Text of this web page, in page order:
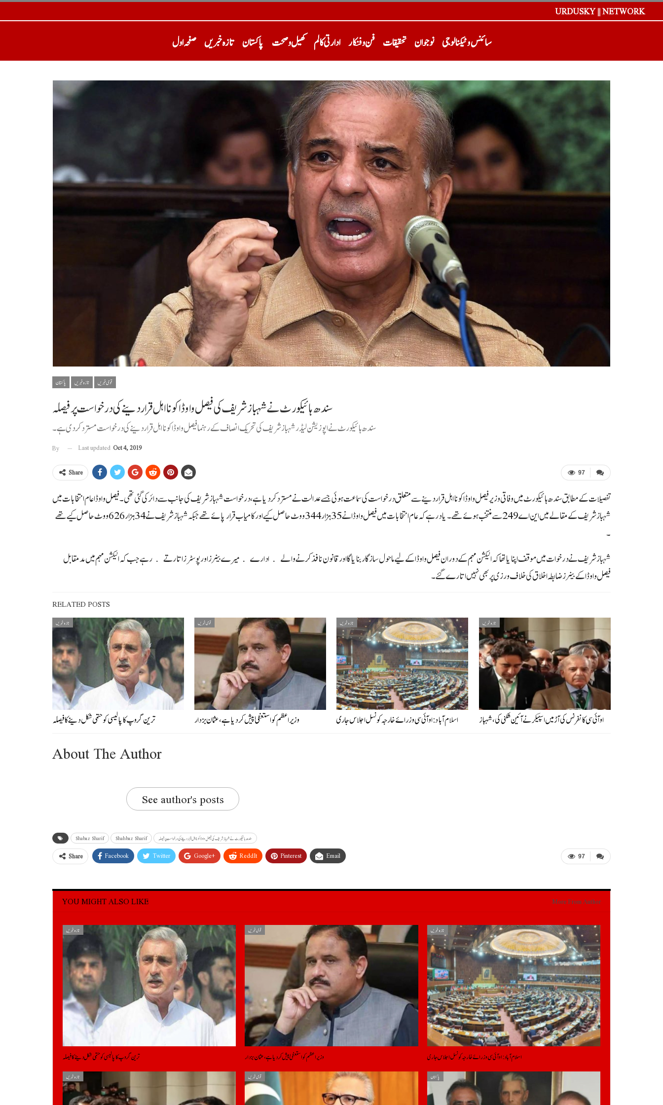
URDUSKY || NETWORK
صفحہ اول تازہ خبریں پاکستان کھیل و صحت ادارتی کالم فن و فنکار تحقیقات نوجوان سائنس و ٹیکنالوجی
پاکستان تازہ خبریں قومی خبریں
سندھ ہائیکورٹ نے شہبازشریف کی فیصل واوڈا کو نااہل قرار دینے کی درخواست پر فیصلہ
سندھ ہائیکورٹ نے اپوزیشن لیڈر شہبازشریف کی تحریک انصاف کے رہنما فیصل واوڈا کو نااہل قرار دینے کی درخواست مسترد کر دی ہے ۔
By Last updated Oct 4, 2019
97
Share
تفصیلات کے مطابق سندھ ہائیکورٹ میں وفاقی وزیر فیصل واوڈا کو نااہل قرار دینے سے متعلق درخواست کی سماعت ہوئی جسے عدالت نے مستردکر دیاہے ، درخواست شہبازشریف کی جانب سے دائر کی گئی تھی ۔فیصل واوڈا عام انتخابات میں
شہبازشریف کے مقالے میں این اے 249 سے منتخب ہوئے تھے ۔یاد رہے کہ عام انتخابا ت میں فیصل واوڈا نے 35 ہزار 344 ووٹ حاصل کیے اور کامیاب قرار پائے تھے جبکہ شہبازشریف نے 34 ہزار 626 ووٹ حاصل کیے تھے
۔
شہباز شریف نے درخوات میں موقف اپنایا تھا کہ الیکشن مہم کے دوران فیصل واوڈا کے لیے ماحول ساز گار بنایا گا اور قانون نافذ کرنے والے ادارے میرے بینرز اور پوسٹرز اتارتے رہے جب کہ الیکشن مہم میں مدمقابل
فیصل واوڈا کے بینرز ضابطہ اخلاق کی خلاف ورزی پر بھی نہیں اتارے گئے۔
RELATED POSTS
تازہ خبریں
ترین گروپ کا پالیسی کو حتمی شکل دینے کا فیصلہ
قومی خبریں
وزیراعظم کو استعفیٰ پیش کر دیا ہے، عثمان بزدار
تازہ خبریں
اسلام آباد: او آئی سی وزرائے خارجہ کونسل اجلاس جاری
تازہ خبریں
او آئی سی کانفرنس کی آڑ میں اسپیکر نے آئین شکنی کی، شہباز
About The Author
See author's posts
Shabaz Sharif Shahbaz Sharif سندھ ہائیکورٹ نے شہبازشریف کی فیصل واوڈا کو نااہل قرار دینے کی درخواست پر فیصلہ
97
Share Facebook Twitter Google+ ReddIt Pinterest Email
YOU MIGHT ALSO LIKE More From Author
تازہ خبریں
ترین گروپ کا پالیسی کو حتمی شکل دینے کا فیصلہ
قومی خبریں
وزیراعظم کو استعفیٰ پیش کر دیا ہے، عثمان بزدار
تازہ خبریں
اسلام آباد: او آئی سی وزرائے خارجہ کونسل اجلاس جاری
تازہ خبریں قومی خبریں پاکستان